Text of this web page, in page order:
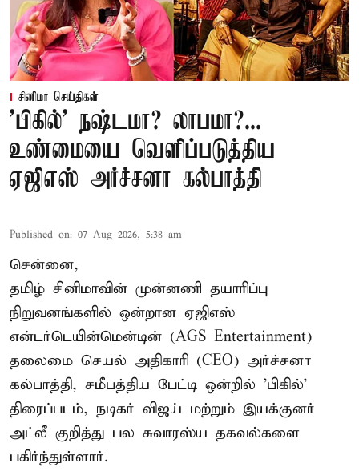
சினிமா செய்திகள்
'பிகில்' நஷ்டமா? லாபமா?...
உண்மையை வெளிப்படுத்திய
ஏஜிஎஸ் அர்ச்சனா கல்பாத்தி
Published on: 07 Aug 2026, 5:38 am
சென்னை,
தமிழ் சினிமாவின் முன்னணி தயாரிப்பு
நிறுவனங்களில் ஒன்றான ஏஜிஎஸ்
என்டர்டெயின்மென்டின் (AGS Entertainment)
தலைமை செயல் அதிகாரி (CEO) அர்ச்சனா
கல்பாத்தி, சமீபத்திய பேட்டி ஒன்றில் 'பிகில்'
திரைப்படம், நடிகர் விஜய் மற்றும் இயக்குனர்
அட்லீ குறித்து பல சுவாரஸ்ய தகவல்களை
பகிர்ந்துள்ளார்.